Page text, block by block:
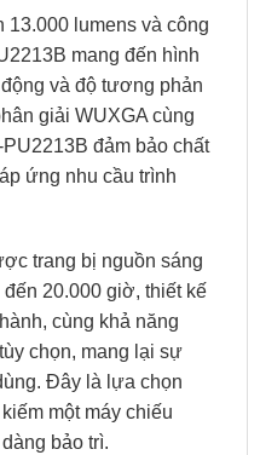
lumens và công
mang đến hình
và độ tương phản
giải WUXGA cùng
đảm bảo chất
ứng nhu cầu trình
trang bị nguồn sáng
20.000 giờ, thiết kế
cùng khả năng
chọn, mang lại sự
Đây là lựa chọn
một máy chiếu
bảo trì.